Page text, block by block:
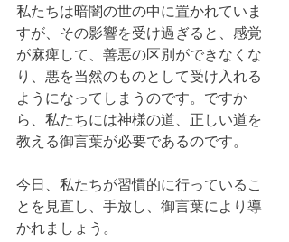
私たちは暗闇の世の中に置かれていま
すが、その影響を受け過ぎると、感覚
が麻痺して、善悪の区別ができなくな
り、悪を当然のものとして受け入れる
ようになってしまうのです。ですか
ら、私たちには神様の道、正しい道を
教える御言葉が必要であるのです。
今日、私たちが習慣的に行っているこ
とを見直し、手放し、御言葉により導
かれましょう。